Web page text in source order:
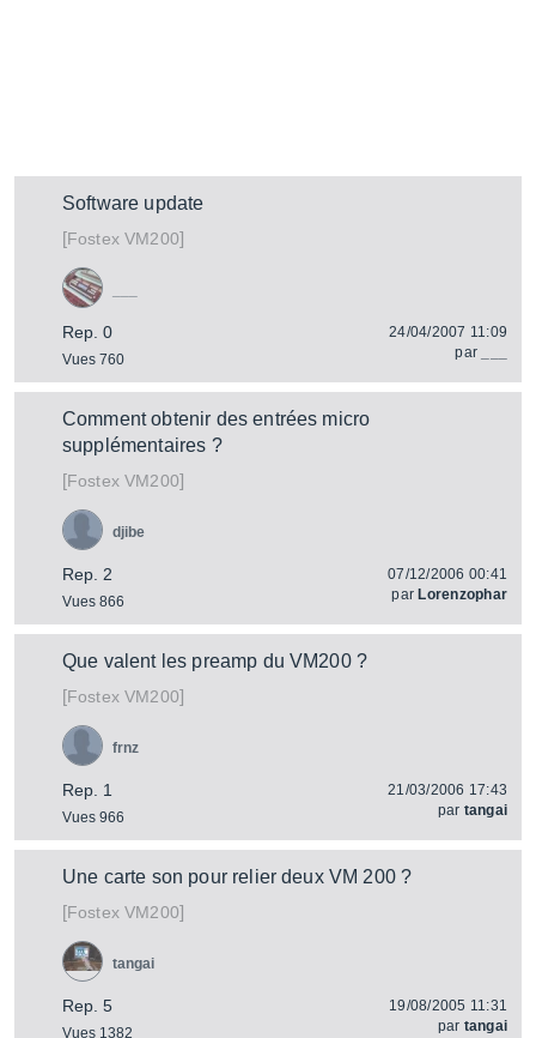
Software update
[FostexVM200]
Rep. 0
Vues 760
24/04/2007 11:09
par
Comment obtenir des entrées micro
supplémentaires ?
[FostexVM200]
Rep. 2
Vues 866
djibe
07/12/2006 00:41
par Lorenzophar
Que valent les preamp du VM200 ?
[FostexVM200]
Rep. 1
Vues 966
frnz
21/03/2006 17:43
par tangai
Une carte son pour relier deux VM 200 ?
[FostexVM200]
Rep. 5
Vues 1382
tangai
19/08/2005 11:31
par tangai